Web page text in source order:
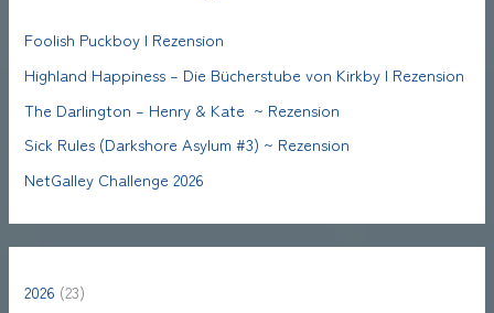
Foolish Puckboy | Rezension
Highland Happiness – Die Bücherstube von Kirkby | Rezension
The Darlington – Henry & Kate ~ Rezension
Sick Rules (Darkshore Asylum #3) ~ Rezension
NetGalley Challenge 2026
2026 (23)